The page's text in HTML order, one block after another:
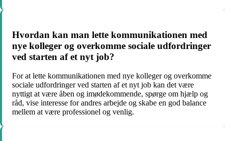
Hvordan kan man lette kommunikationen med
nye kolleger og overkomme sociale udfordringer
ved starten af et nyt job?
For at lette kommunikationen med nye kolleger og overkomme
sociale udfordringer ved starten af et nyt job kan det være
nyttigt at være åben og imødekommende, spørge om hjælp og
råd, vise interesse for andres arbejde og skabe en god balance
mellem at være professionel og venlig.